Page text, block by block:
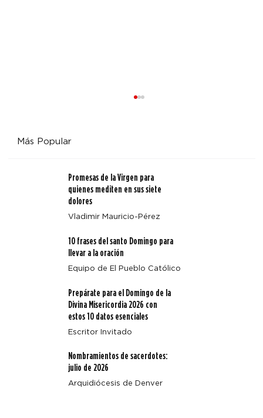
una reflexión sobre el arte de santa María Magdalena
Más Popular
Promesas de la Virgen para
quienes mediten en sus siete
dolores
Vladimir Mauricio-Pérez
10 frases del santo Domingo para
llevar a la oración
Equipo de El Pueblo Católico
Prepárate para el Domingo de la
Divina Misericordia 2026 con
estos 10 datos esenciales
Escritor Invitado
Nombramientos de sacerdotes:
julio de 2026
Arquidiócesis de Denver